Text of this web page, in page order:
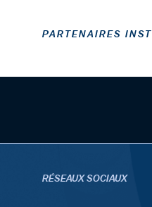
PARTENAIRES
RÉSEAUX SOCIAUX